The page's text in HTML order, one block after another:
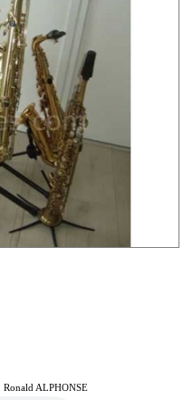
Ronald ALPHONSE